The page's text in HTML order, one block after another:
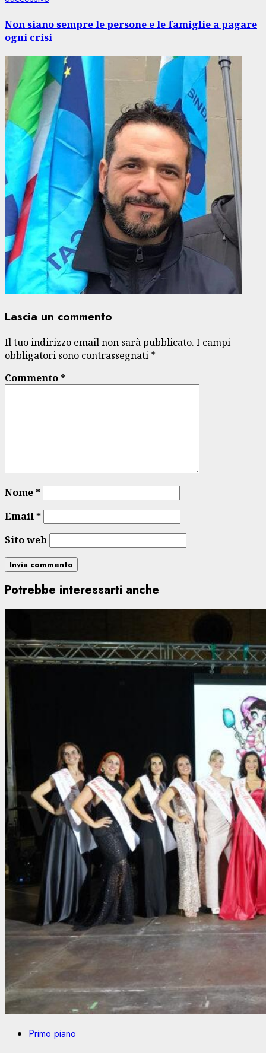
Non siano sempre le persone e le famiglie a pagare
ogni crisi
Lascia un commento
Il tuo indirizzo email non sarà pubblicato. I campi
obbligatori sono contrassegnati *
Commento*
Nome*
Email*
Sito web
Potrebbe interessarti anche
Primo piano